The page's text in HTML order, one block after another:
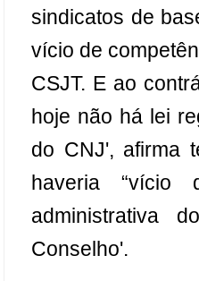
sindicatos de
vício de
CSJT. E ao
hoje não há lei
do CNJ', afirma
haveria “vício
administrativa
Conselho'.